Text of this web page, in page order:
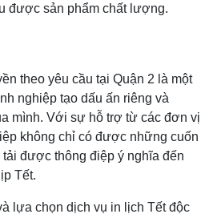
được sản phẩm chất lượng.
theo yêu cầu tại Quận 2 là một
nghiệp tạo dấu ấn riêng và
mình. Với sự hỗ trợ từ các đơn vị
không chỉ có được những cuốn
tải được thông điệp ý nghĩa đến
Tết.
lựa chọn dịch vụ in lịch Tết độc